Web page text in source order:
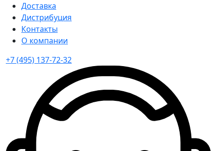
Доставка
Дистрибуция
Контакты
О компании
+7 (495) 137-72-32